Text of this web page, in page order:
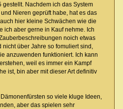
Nachdem ich das System
Nieren geprüft habe, hat es das
hier kleine Schwächen wie die
ich aber gerne in Kauf nehme. Ich
noich etwas
über Jahre so fomuliert sind,
anzuwenden funktioniert. Ich kann
weil es immer ein Kampf
ist, bin aber mit dieser Art definitiv
so viele kluge Ideen,
aber das spielen sehr